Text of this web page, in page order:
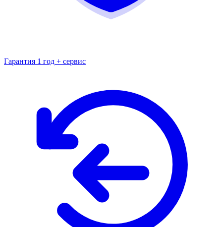
Гарантия 1 год + сервис